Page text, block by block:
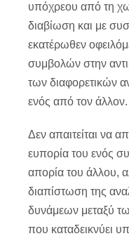
υπόχρεου από τη
διαβίωση και με
εκατέρωθεν
συμβολών στην
των διαφορετικών
ενός από τον άλλον.
Δεν απαιτείται να
ευπορία του ενός
απορία του άλλου,
διαπίστωση της
δυνάμεων μεταξύ
που καταδεικνύει